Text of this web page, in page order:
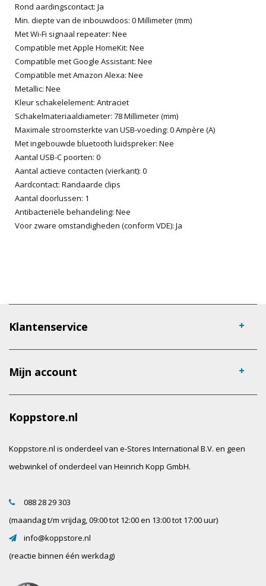
Rond aardingscontact: Ja
Min. diepte van de inbouwdoos: 0 Millimeter (mm)
Met Wi-Fi signaal repeater: Nee
Compatible met Apple HomeKit: Nee
Compatible met Google Assistant: Nee
Compatible met Amazon Alexa: Nee
Metallic: Nee
Kleur schakelelement: Antraciet
Schakelmateriaaldiameter: 78 Millimeter (mm)
Maximale stroomsterkte van USB-voeding: 0 Ampère (A)
Met ingebouwde bluetooth luidspreker: Nee
Aantal USB-C poorten: 0
Aantal actieve contacten (vierkant): 0
Aardcontact: Randaarde clips
Aantal doorlussen: 1
Antibacteriële behandeling: Nee
Voor zware omstandigheden (conform VDE): Ja
Klantenservice
Mijn account
Koppstore.nl
Koppstore.nl is onderdeel van e-Stores International B.V. en geen
webwinkel of onderdeel van Heinrich Kopp GmbH.
088 28 29 303
(maandag t/m vrijdag, 09:00 tot 12:00 en 13:00 tot 17:00 uur)
info@koppstore.nl
(reactie binnen één werkdag)